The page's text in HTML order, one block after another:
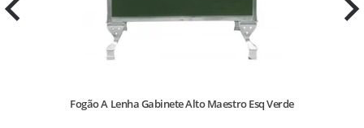
Fogão A Lenha Gabinete Alto Maestro Esq Verde